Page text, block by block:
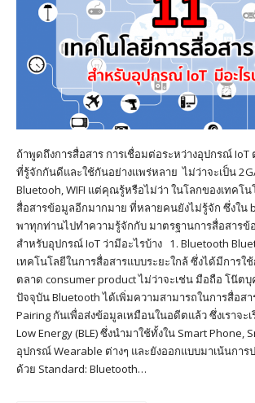
ถ้าพูดถึงการสื่อสาร การเชื่อมต่อระหว่างอุปกรณ์ IoT
ที่รู้จักกันดีและใช้กันอย่างแพร่หลาย ไม่ว่าจะเป็น
Bluetooh, WIFI แต่คุณรู้หรือไม่ว่า ในโลกของเทคโ
สื่อสารข้อมูลอีกมากมาย ที่หลายคนยังไม่รู้จัก ซึ่งใน
พาทุกท่านไปทำความรู้จักกับ มาตรฐานการสื่อสาร
สำหรับอุปกรณ์ IoT ว่ามีอะไรบ้าง 1. Bluetooth
เทคโนโลยีในการสื่อสารแบบระยะใกล้ ซึ่งได้มีการใ
ตลาด consumer product ไม่ว่าจะเช่น มือถือ โน๊ต
ปัจจุบัน Bluetooth ได้เพิ่มความสามารถในการสื่อส
Pairing กันเพื่อส่งข้อมูลเหมือนในอดีตแล้ว ซึ่งเราจะเ
Low Energy (BLE) ซึ่งนำมาใช้ทั้งใน Smart Phone,
อุปกรณ์ Wearable ต่างๆ และยังออกแบบมาเน้นการ
ด้วย Standard: Bluetooth…